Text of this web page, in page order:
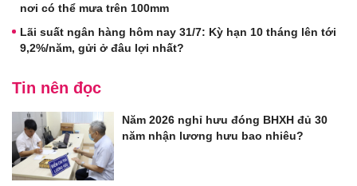
nơi có thể mưa trên 100mm
Lãi suất ngân hàng hôm nay 31/7: Kỳ hạn 10 tháng lên tới
9,2%/năm, gửi ở đâu lợi nhất?
Tin nên đọc
Năm 2026 nghỉ hưu đóng BHXH đủ 30
năm nhận lương hưu bao nhiêu?